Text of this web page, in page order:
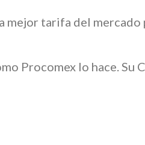
tarifa del
Procomex lo hace.